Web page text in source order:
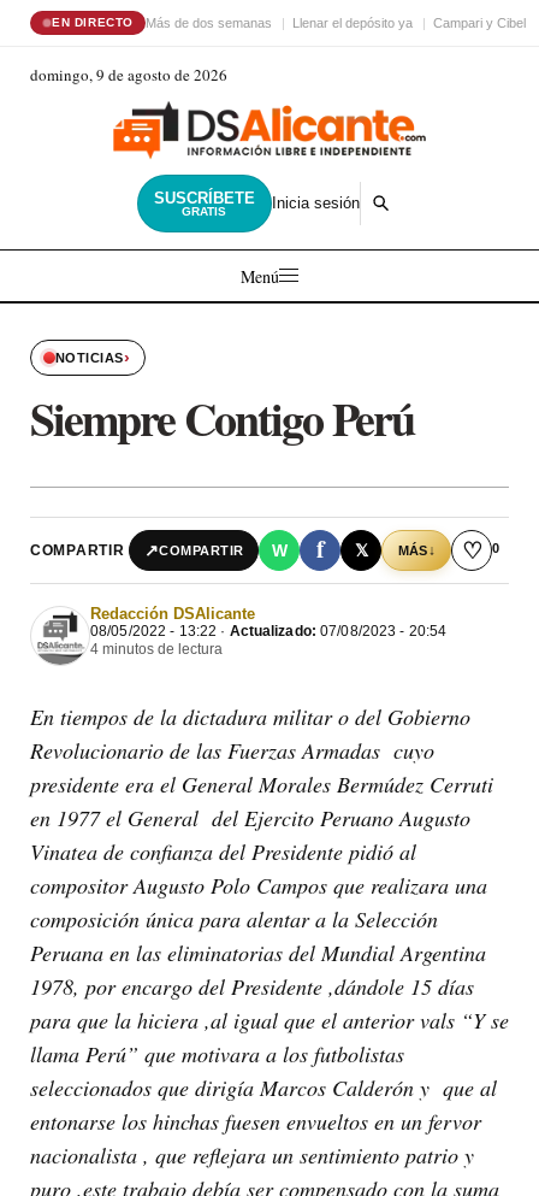
EN DIRECTO Más de dos semanas Llenar el depósito ya Campari y
domingo, 9 de agosto de 2026
SUSCRÍBETE
GRATIS Inicia sesión
Menú
NOTICIAS›
Siempre Contigo Perú
COMPARTIR ↗COMPARTIR W f 𝕏 MÁS↓ ♡ 0
Redacción DSAlicante
08/05/2022 - 13:22 · Actualizado: 07/08/2023 - 20:54
4 minutos de lectura
En tiempos de la dictadura militar o del Gobierno
Revolucionario de las Fuerzas Armadas cuyo
presidente era el General Morales Bermúdez Cerruti
en 1977 el General del Ejercito Peruano Augusto
Vinatea de confianza del Presidente pidió al
compositor Augusto Polo Campos que realizara una
composición única para alentar a la Selección
Peruana en las eliminatorias del Mundial Argentina
1978, por encargo del Presidente ,dándole 15 días
para que la hiciera ,al igual que el anterior vals “Y se
llama Perú” que motivara a los futbolistas
seleccionados que dirigía Marcos Calderón y que al
entonarse los hinchas fuesen envueltos en un fervor
nacionalista , que reflejara un sentimiento patrio y
puro ,este trabajo debía ser compensado con la suma